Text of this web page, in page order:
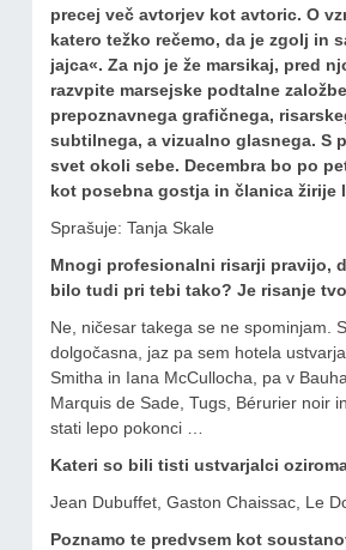
precej več avtorjev kot avtoric. O
katero težko rečemo, da je zgolj in
jajca«. Za njo je že marsikaj, pred
razvpite marsejske podtalne
prepoznavnega grafičnega,
subtilnega, a vizualno glasnega. S
svet okoli sebe. Decembra bo po
kot posebna gostja in članica žirije
Sprašuje: Tanja Skale
Mnogi profesionalni risarji pravijo,
bilo tudi pri tebi tako? Je risanje
Ne, ničesar takega se ne spominjam.
dolgočasna, jaz pa sem hotela
Smitha in Iana McCullocha, pa v
Marquis de Sade, Tugs, Bérurier noir
stati lepo pokonci …
Kateri so bili tisti ustvarjalci
Jean Dubuffet, Gaston Chaissac, Le
Poznamo te predvsem kot